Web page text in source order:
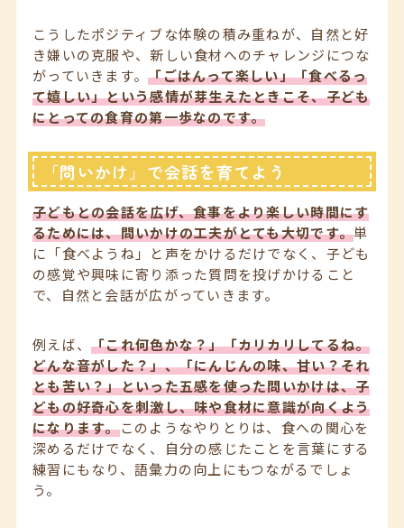
こうしたポジティブな体験の積み重ねが、自然と好
き嫌いの克服や、新しい食材へのチャレンジにつな
がっていきます。「ごはんって楽しい」「食べるっ
て嬉しい」という感情が芽生えたときこそ、子ども
にとっての食育の第一歩なのです。
「問いかけ」で会話を育てよう
子どもとの会話を広げ、食事をより楽しい時間にす
るためには、問いかけの工夫がとても大切です。単
に「食べようね」と声をかけるだけでなく、子ども
の感覚や興味に寄り添った質問を投げかけること
で、自然と会話が広がっていきます。
例えば、「これ何色かな？」「カリカリしてるね。
どんな音がした？」、「にんじんの味、甘い？それ
とも苦い？」といった五感を使った問いかけは、子
どもの好奇心を刺激し、味や食材に意識が向くよう
になります。このようなやりとりは、食への関心を
深めるだけでなく、自分の感じたことを言葉にする
練習にもなり、語彙力の向上にもつながるでしょ
う。